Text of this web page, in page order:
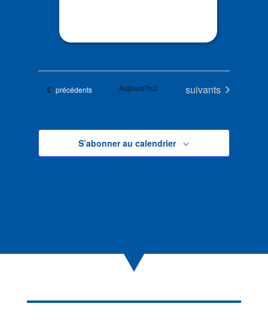
Évènements
précédents Aujourd’hui Évènements
suivants
S’abonner au calendrier